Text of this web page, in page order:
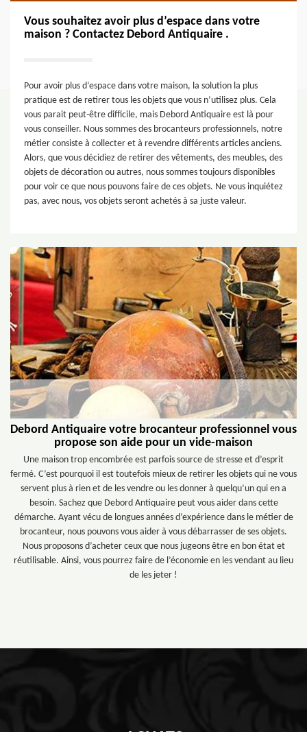
Vous souhaitez avoir plus d’espace dans votre
maison ? Contactez Debord Antiquaire .
Pour avoir plus d’espace dans votre maison, la solution la plus
pratique est de retirer tous les objets que vous n’utilisez plus. Cela
vous parait peut-être difficile, mais Debord Antiquaire est là pour
vous conseiller. Nous sommes des brocanteurs professionnels, notre
métier consiste à collecter et à revendre différents articles anciens.
Alors, que vous décidiez de retirer des vêtements, des meubles, des
objets de décoration ou autres, nous sommes toujours disponibles
pour voir ce que nous pouvons faire de ces objets. Ne vous inquiétez
pas, avec nous, vos objets seront achetés à sa juste valeur.
Debord Antiquaire votre brocanteur professionnel vous
propose son aide pour un vide-maison
Une maison trop encombrée est parfois source de stresse et d’esprit
fermé. C’est pourquoi il est toutefois mieux de retirer les objets qui ne vous
servent plus à rien et de les vendre ou les donner à quelqu’un qui en a
besoin. Sachez que Debord Antiquaire peut vous aider dans cette
démarche. Ayant vécu de longues années d’expérience dans le métier de
brocanteur, nous pouvons vous aider à vous débarrasser de ses objets.
Nous proposons d’acheter ceux que nous jugeons être en bon état et
réutilisable. Ainsi, vous pourrez faire de l’économie en les vendant au lieu
de les jeter !